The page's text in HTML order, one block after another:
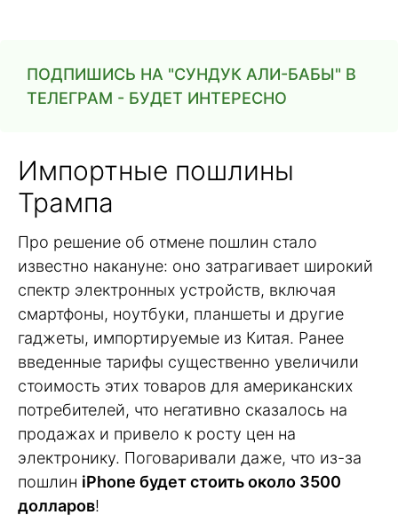
ПОДПИШИСЬ НА "СУНДУК АЛИ-БАБЫ" В
ТЕЛЕГРАМ - БУДЕТ ИНТЕРЕСНО
Импортные пошлины
Трампа
Про решение об отмене пошлин стало
известно накануне: оно затрагивает широкий
спектр электронных устройств, включая
смартфоны, ноутбуки, планшеты и другие
гаджеты, импортируемые из Китая. Ранее
введенные тарифы существенно увеличили
стоимость этих товаров для американских
потребителей, что негативно сказалось на
продажах и привело к росту цен на
электронику. Поговаривали даже, что из-за
пошлин iPhone будет стоить около 3500
долларов!